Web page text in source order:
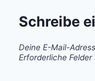
Schreibe
Deine E-Mail-
Erforderliche Felder